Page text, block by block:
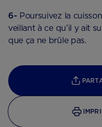
6- Poursuivez la
veillant à ce qu'il y ait
que ça ne brûle pas.